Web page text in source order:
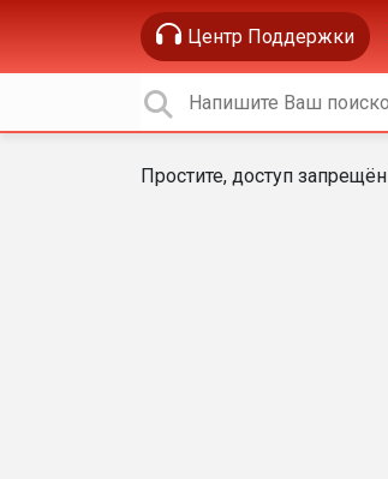
Центр Поддержки
Простите, доступ запрещён